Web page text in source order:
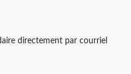
directement par courriel